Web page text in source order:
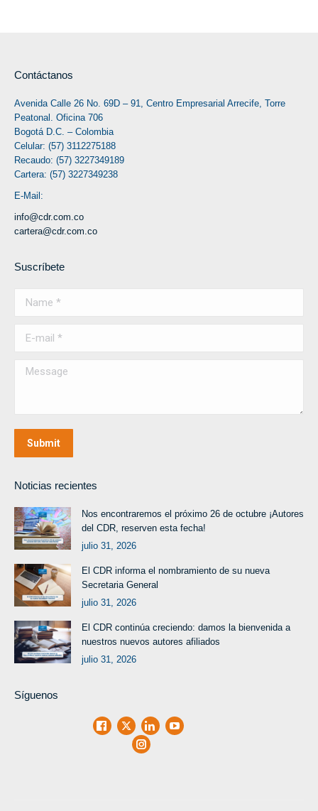
Contáctanos
Avenida Calle 26 No. 69D – 91, Centro Empresarial Arrecife, Torre
Peatonal. Oficina 706
Bogotá D.C. – Colombia
Celular: (57) 3112275188
Recaudo: (57) 3227349189
Cartera: (57) 3227349238
E-Mail:
info@cdr.com.co
cartera@cdr.com.co
Suscríbete
Message
Submit
Noticias recientes
Nos encontraremos el próximo 26 de octubre ¡Autores
del CDR, reserven esta fecha!
julio 31, 2026
El CDR informa el nombramiento de su nueva
Secretaria General
julio 31, 2026
El CDR continúa creciendo: damos la bienvenida a
nuestros nuevos autores afiliados
julio 31, 2026
Síguenos
Facebook
X LinkedInYoutube
Instagram